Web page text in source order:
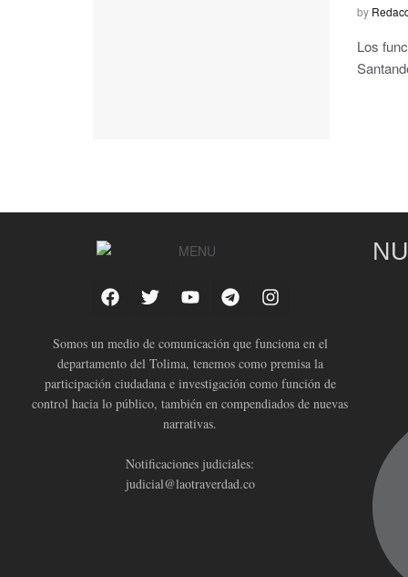
by
Los
Somos un medio de comunicación que funciona en el
departamento del Tolima, tenemos como premisa la
participación ciudadana e investigación como función de
control hacia lo público, también en compendiados de nuevas
narrativas.
Notificaciones judiciales:
judicial@laotraverdad.co